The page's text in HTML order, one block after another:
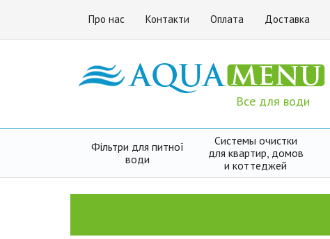
Про нас Контакти Оплата Доставка
Все для води
Фільтри для питної
води
Системы очистки
для квартир, домов
и коттеджей